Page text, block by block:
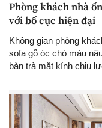
Phòng khách nhà
với bố cục hiện đại
Không gian phòng
sofa gỗ óc chó màu
bàn trà mặt kính chịu